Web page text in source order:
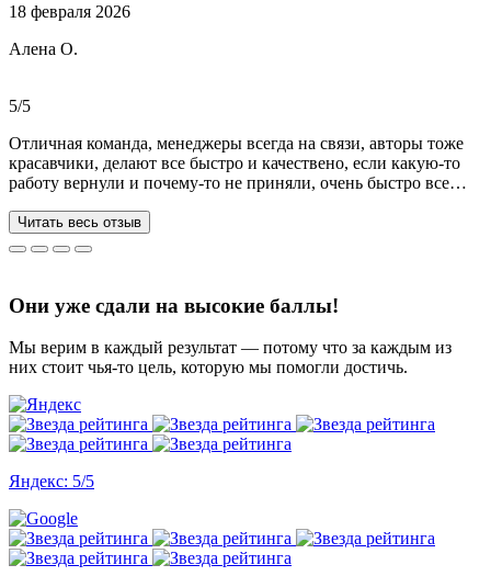
Ребята большие профессионалы, Алёна лучшая! Всё
Общение вызвало только позитивные эмоции. Все три работы
18 февраля 2026
Алена О.
5/5
Отличная команда, менеджеры всегда на связи, авторы тоже
красавчики, делают все быстро и качествено, если какую-то
работу вернули и почему-то не приняли, очень быстро все
за 3 недели, до последнего не верила, что такое возможно, но
все удалось. Спасибо, что вы есть))
Читать весь отзыв
Они уже сдали на высокие баллы!
Мы верим в каждый результат — потому что за каждым из
них стоит чья-то цель, которую мы помогли достичь.
Яндекс: 5/5